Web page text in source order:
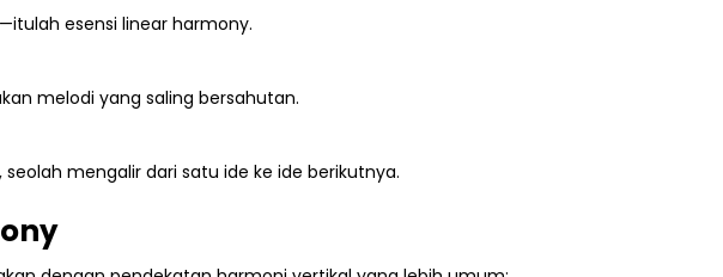
esensi linear harmony.
melodi yang saling bersahutan.
mengalir dari satu ide ke ide berikutnya.